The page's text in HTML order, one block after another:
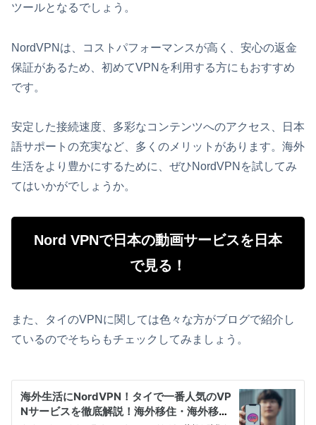
ツールとなるでしょう。
NordVPNは、コストパフォーマンスが高く、安心の返金
保証があるため、初めてVPNを利用する方にもおすすめ
です。
安定した接続速度、多彩なコンテンツへのアクセス、日本
語サポートの充実など、多くのメリットがあります。海外
生活をより豊かにするために、ぜひNordVPNを試してみ
てはいかがでしょうか。
Nord VPNで日本の動画サービスを日本
で見る！
また、タイのVPNに関しては色々な方がブログで紹介し
ているのでそちらもチェックしてみましょう。